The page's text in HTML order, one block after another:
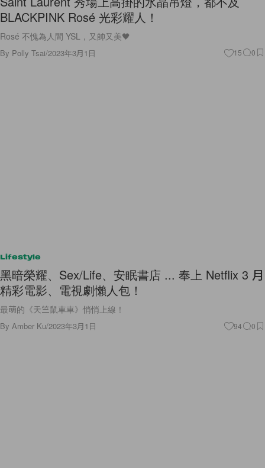
BLACKPINK Rosé 光彩耀人！
Rosé 不愧為人間 YSL，又帥又美🖤
By Polly Tsai/2023年3月1日 15 0
Lifestyle
黑暗榮耀、Sex/Life、安眠書店 ... 奉上 Netflix 3 月
精彩電影、電視劇懶人包！
最萌的《天竺鼠車車》悄悄上線！
By Amber Ku/2023年3月1日 94 0